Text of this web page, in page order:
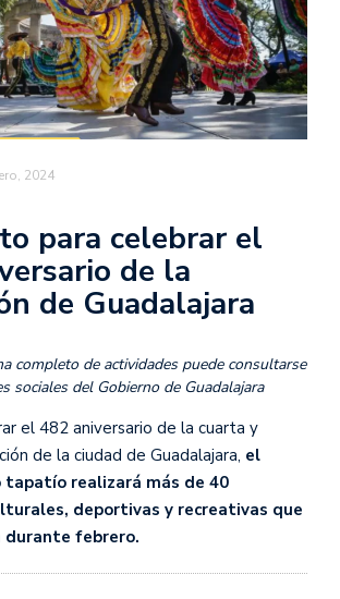
2024
para celebrar el
de la
de Guadalajara
completo de actividades puede consultarse
sociales del Gobierno de Guadalajara
el 482 aniversario de la cuarta y
de la ciudad de Guadalajara, el
realizará más de 40
deportivas y recreativas que
durante febrero.